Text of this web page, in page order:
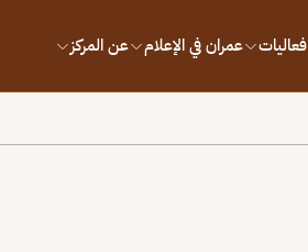
فعاليات عمران في الإعلام عن المركز